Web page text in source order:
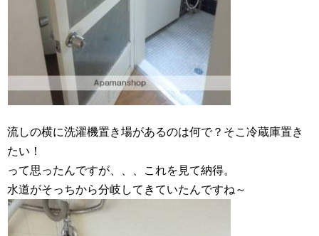
流しの横に洗濯機置き場があるのは何で？そこ冷蔵庫置き
たい！
って思ったんですが、、、これを見て納得。
水道がそっちから分岐してきていたんですね～